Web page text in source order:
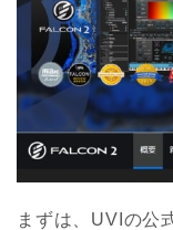
まずは、UVIの公